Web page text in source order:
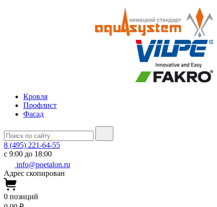
Кровля
Профлист
Фасад
8 (495) 221-64-55
с 9:00 до 18:00
info@poetalon.ru
Адрес скопирован
0 позиций